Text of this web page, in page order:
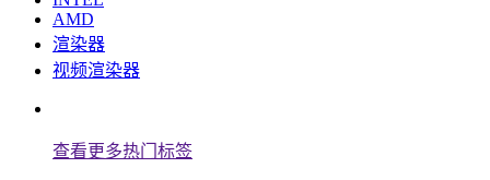
AMD
渲染器
视频渲染器
查看更多热门标签